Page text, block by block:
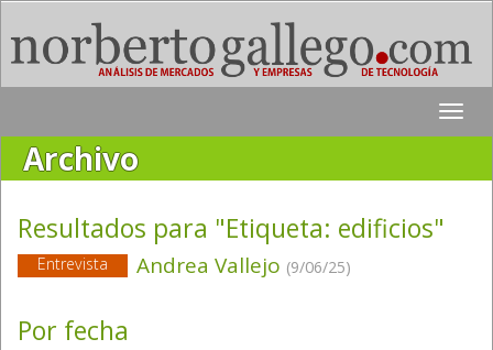
Toggle
Archivo
Resultados para "Etiqueta: edificios"
Entrevista Andrea Vallejo (9/06/25)
Por fecha